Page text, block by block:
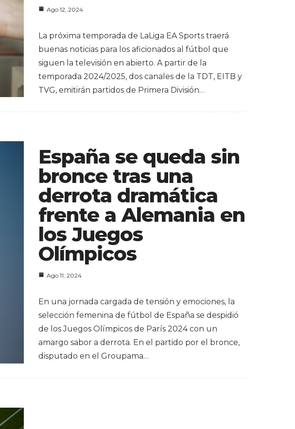
Ago 12, 2024
La próxima temporada de LaLiga EA Sports traerá
buenas noticias para los aficionados al fútbol que
siguen la televisión en abierto. A partir de la
temporada 2024/2025, dos canales de la TDT, EITB y
TVG, emitirán partidos de Primera División…
España se queda sin
bronce tras una
derrota dramática
frente a Alemania en
los Juegos
Olímpicos
Ago 11, 2024
En una jornada cargada de tensión y emociones, la
selección femenina de fútbol de España se despidió
de los Juegos Olímpicos de París 2024 con un
amargo sabor a derrota. En el partido por el bronce,
disputado en el Groupama…